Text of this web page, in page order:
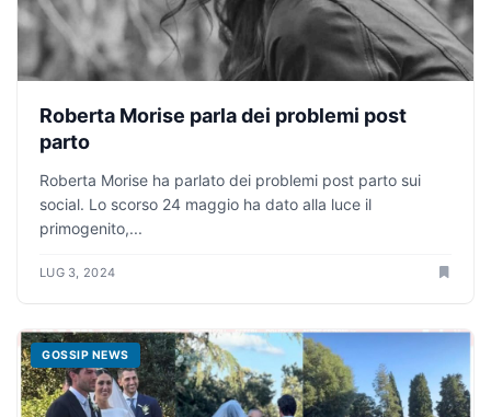
Roberta Morise parla dei problemi post
parto
Roberta Morise ha parlato dei problemi post parto sui
social. Lo scorso 24 maggio ha dato alla luce il
primogenito,...
LUG 3, 2024
GOSSIP NEWS